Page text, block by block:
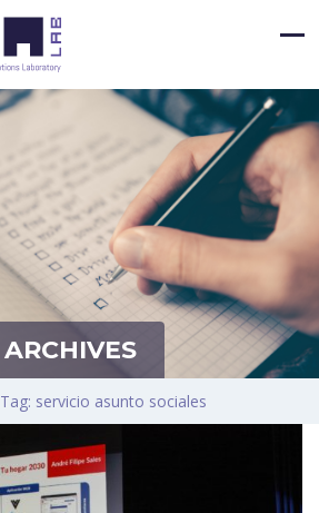
ARCHIVES
Tag: servicio asunto sociales